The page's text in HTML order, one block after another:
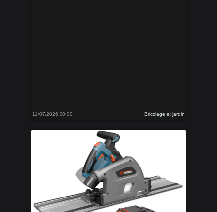
11/07/2026 00:00 Bricolage et jardin